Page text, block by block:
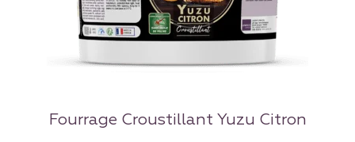
Fourrage Croustillant Yuzu Citron